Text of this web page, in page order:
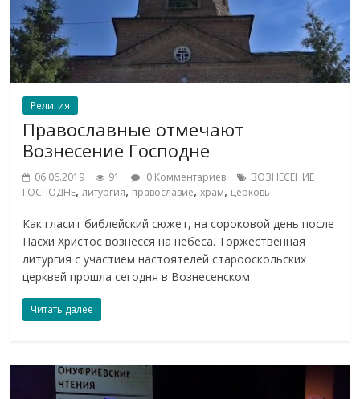
Религия
Православные отмечают
Вознесение Господне
06.06.2019 91 0 Комментариев
ВОЗНЕСЕНИЕ
ГОСПОДНЕ,литургия, православие,храм, церковь
Как гласит библейский сюжет, на сороковой день после
Пасхи Христос вознёсся на небеса. Торжественная
литургия с участием настоятелей старооскольских
церквей прошла сегодня в Вознесенском
Читать далее